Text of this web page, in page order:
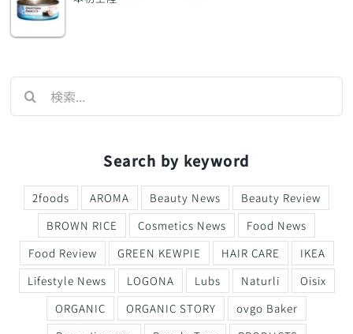
Search by keyword
2foods AROMA Beauty News
Beauty Review
BROWN RICE
Cosmetics News
Food News
Food Review
GREEN KEWPIE HAIR CARE
IKEA
Lifestyle News
LOGONA Lubs Naturli
Oisix
ORGANIC
ORGANIC STORY
ovgo Baker